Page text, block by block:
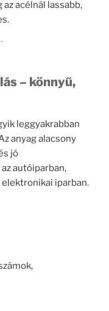
acélnál lassabb,
– könnyű,
leggyakrabban
anyag alacsony
jó
autóiparban,
elektronikai iparban.